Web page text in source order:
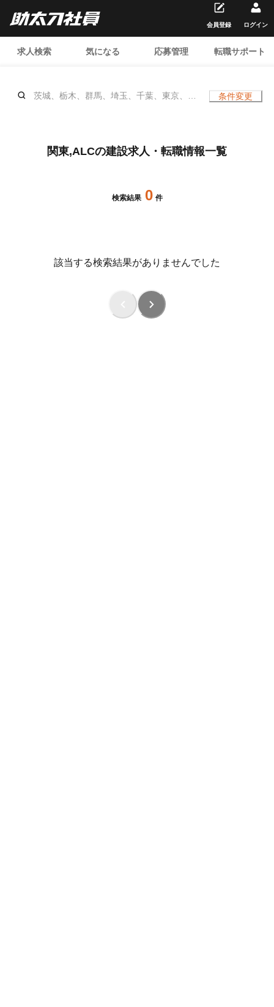
求人検索 気になる 応募管理 転職サポート
会員登録 ログイン
茨城、栃木、群馬、埼玉、千葉、東京、神
条件変更
関東,ALCの建設求人・転職情報一覧
検索結果 0 件
該当する検索結果がありませんでした